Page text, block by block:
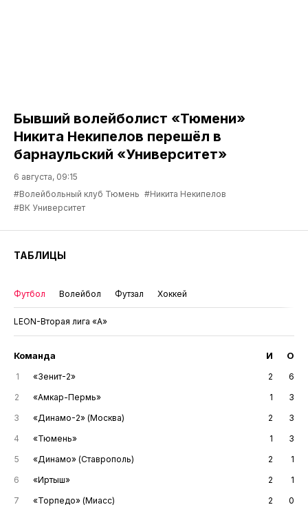
Бывший волейболист «Тюмени»
Никита Некипелов перешёл в
барнаульский «Университет»
6 августа, 09:15
#Волейбольный клуб Тюмень #Никита Некипелов
#ВК Университет
ТАБЛИЦЫ
Футбол Волейбол Футзал Хоккей
LEON-Вторая лига «А»
Команда И О
1 «Зенит-2» 2
6
2
«Амкар-Пермь» 1
3
3
«Динамо-2» (Москва) 2
3
4
«Тюмень» 1
3
5
«Динамо» (Ставрополь) 2
1
6
«Иртыш» 2
1
7
«Торпедо» (Миасс) 2 0